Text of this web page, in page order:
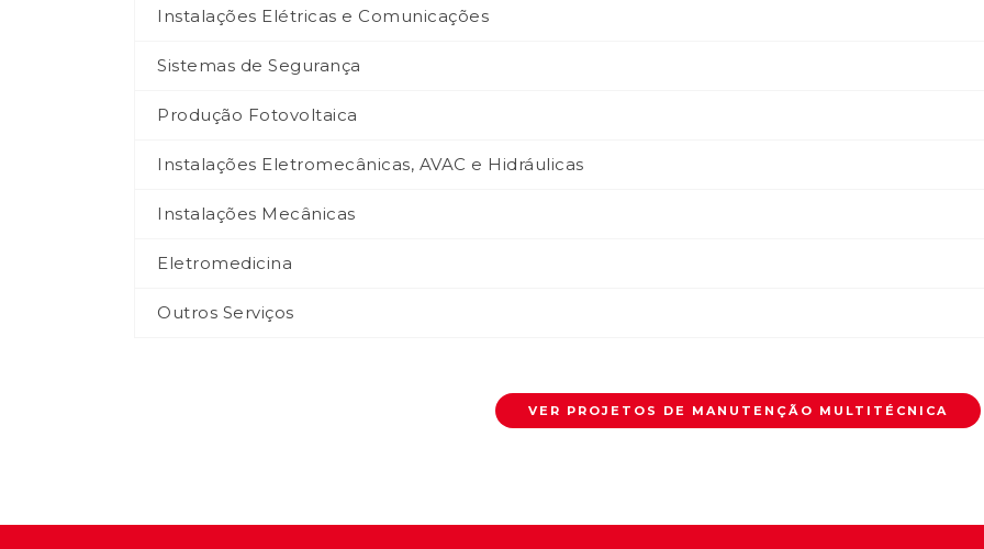
Instalações Elétricas e Comunicações
Sistemas de Segurança
Produção Fotovoltaica
Instalações Eletromecânicas, AVAC e Hidráulicas
Instalações Mecânicas
Eletromedicina
Outros Serviços
VER PROJETOS DE MANUTENÇÃO MULTITÉCNICA